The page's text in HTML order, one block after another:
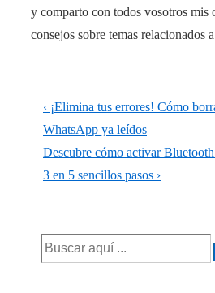
y comparto con todos vosotros mis
consejos sobre temas relacionados
Navegación
de
entradas
La
entrada
anterior
es
‹ ¡Elimina tus errores! Cómo
WhatsApp ya leídos
La
entrada
Descubre cómo activar
3 en 5 sencillos pasos ›
Buscar